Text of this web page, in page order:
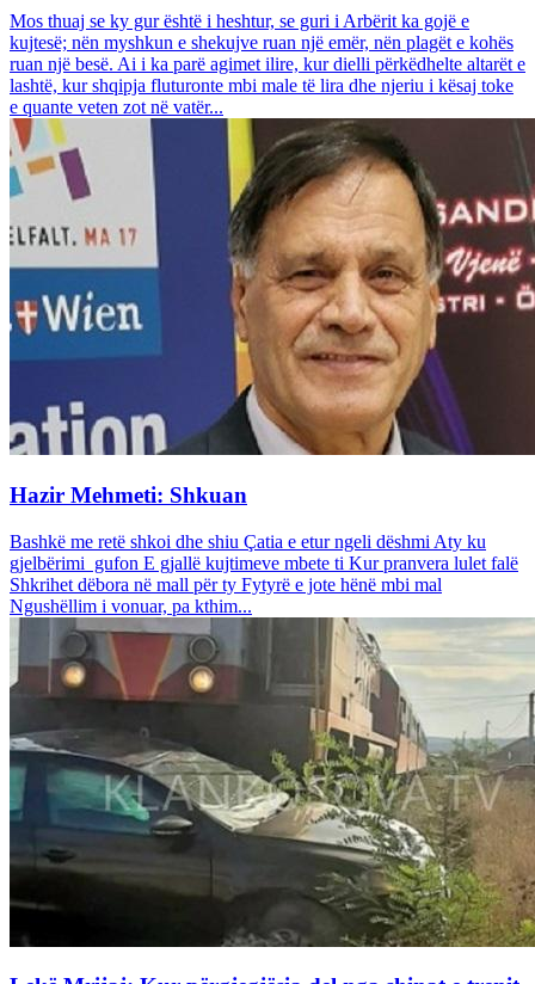
Mos thuaj se ky gur është i heshtur, se guri i Arbërit ka gojë e
kujtesë; nën myshkun e shekujve ruan një emër, nën plagët e kohës
ruan një besë. Ai i ka parë agimet ilire, kur dielli përkëdhelte altarët e
lashtë, kur shqipja fluturonte mbi male të lira dhe njeriu i kësaj toke
e quante veten zot në vatër...
Hazir Mehmeti: Shkuan
Bashkë me retë shkoi dhe shiu Çatia e etur ngeli dëshmi Aty ku
gjelbërimi gufon E gjallë kujtimeve mbete ti Kur pranvera lulet falë
Shkrihet dëbora në mall për ty Fytyrë e jote hënë mbi mal
Ngushëllim i vonuar, pa kthim...